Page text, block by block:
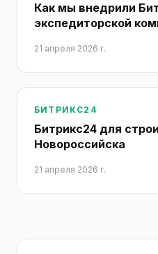
Как мы внедрили
экспедиторской
21 апреля 2026 г.
БИТРИКС24
Битрикс24 для
Новороссийска
21 апреля 2026 г.